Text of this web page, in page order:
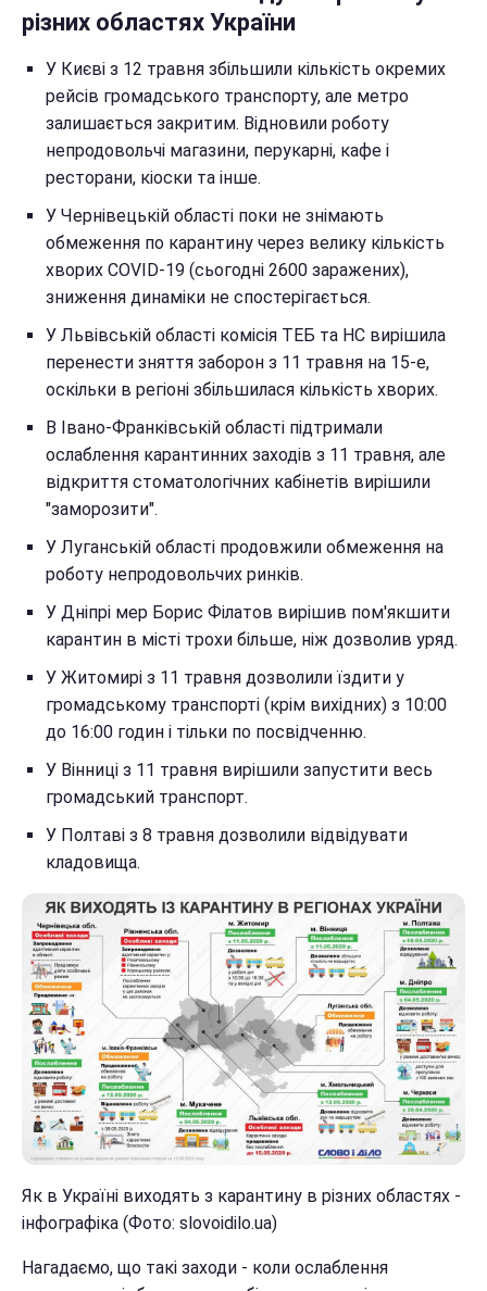
різних областях України
У Києві з 12 травня збільшили кількість окремих
рейсів громадського транспорту, але метро
залишається закритим. Відновили роботу
непродовольчі магазини, перукарні, кафе і
ресторани, кіоски та інше.
У Чернівецькій області поки не знімають
обмеження по карантину через велику кількість
хворих COVID-19 (сьогодні 2600 заражених),
зниження динаміки не спостерігається.
У Львівській області комісія ТЕБ та НС вирішила
перенести зняття заборон з 11 травня на 15-е,
оскільки в регіоні збільшилася кількість хворих.
В Івано-Франківській області підтримали
ослаблення карантинних заходів з 11 травня, але
відкриття стоматологічних кабінетів вирішили
"заморозити".
У Луганській області продовжили обмеження на
роботу непродовольчих ринків.
У Дніпрі мер Борис Філатов вирішив пом'якшити
карантин в місті трохи більше, ніж дозволив уряд.
У Житомирі з 11 травня дозволили їздити у
громадському транспорті (крім вихідних) з 10:00
до 16:00 годин і тільки по посвідченню.
У Вінниці з 11 травня вирішили запустити весь
громадський транспорт.
У Полтаві з 8 травня дозволили відвідувати
кладовища.
Як в Україні виходять з карантину в різних областях -
інфографіка (Фото: slovoidilo.ua)
Нагадаємо, що такі заходи - коли ослаблення